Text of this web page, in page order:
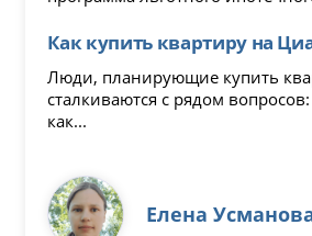
Как купить квартиру на
Люди, планирующие купить
сталкиваются с рядом
как...
Елена